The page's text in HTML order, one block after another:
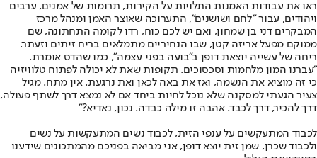
ראו את עבודות האמנות התלויות על הקירות, תרומות של אמנים, ערבים
ויהודים, עבור "לחם ושושנים", התערוכה שאוצר האמן ומנהל מרכז
המבקרים דני בן שמחון, ואם יש לכם כוח, רדו לקומה התחתונה, שם
ממוקם מפעל אריזה קטן, שבו הנחיריים מתמלאים בריח זיתים וזעתר.
ריחה של עשייה יוצאת דופן ב"בועה בפני עצמה", כמו שהדס אומרת.
"עברנו המון מלחמות וסכסוכים. תקופות שאת לא יכולה לפתוח טלוויזיה
כי זה מוציא את הנשמה, ואז את באה לכאן ואת נרגעת. אין מתח. מגיל
צעיר הגעתי למסקנה שלא נוכל לחיות ביחד אם לא נמצא דרך לשתף פעולה,
דרך להכיר, דרך לכבד. אהבה זו מילה כבדה. נכון, נאדיא?"
לכבוד המתעקשים על ענפי הזית, לכבוד נשים המתעקשות על נשים
ולכבוד שכרן, שמן זית יוצא דופן, אני מביאה בפניכם מהמתכונים שידענו